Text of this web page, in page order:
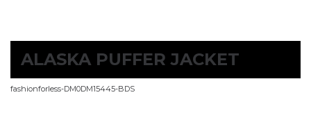
ALASKA PUFFER JACKET
fashionforless-DM0DM15445-BDS